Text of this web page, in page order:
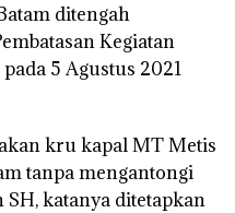
ditengah
Kegiatan
5 Agustus 2021
kru kapal MT Metis
tanpa mengantongi
katanya ditetapkan